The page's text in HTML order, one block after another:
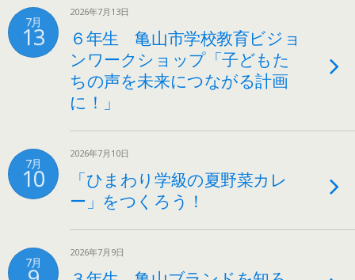
7月
13
2026年7月13日
６年生 亀山市学校教育ビジョ
ンワークショップ「子どもた
ちの声を未来につながる計画
に！」
7月
10
2026年7月10日
「ひまわり学級の夏野菜カレ
ー」をつくろう！
7月
2026年7月9日